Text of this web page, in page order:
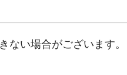
ない場合がございます。